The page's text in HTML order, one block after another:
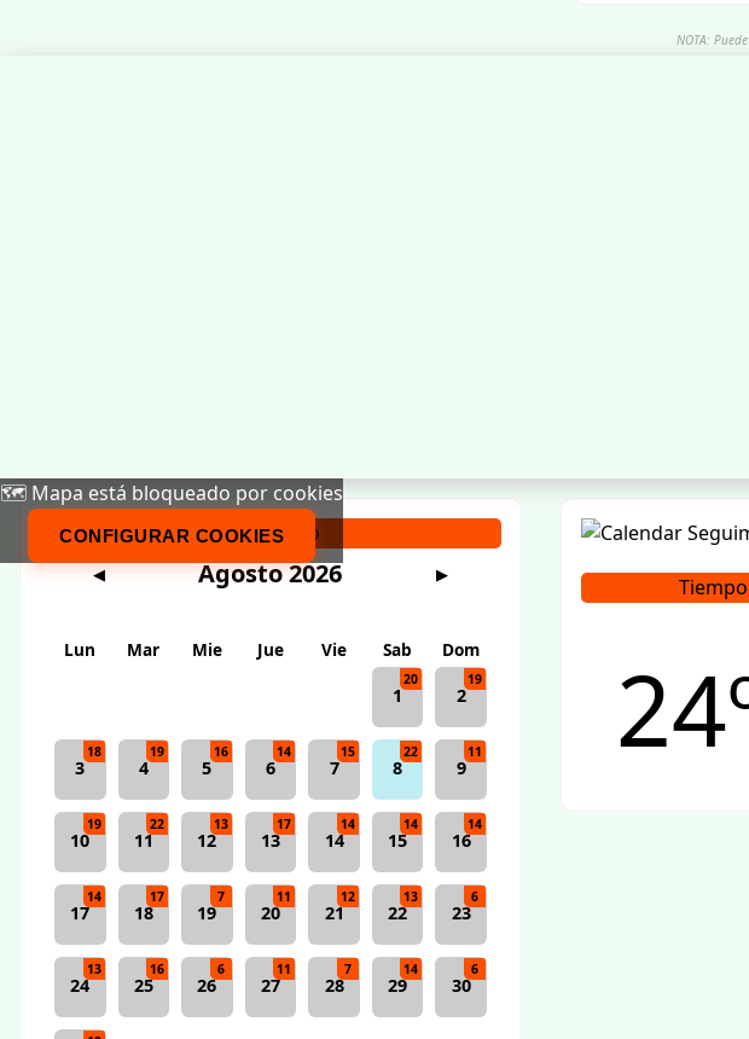
NOTA:
🗺️ Mapa está bloqueado por cookies
CONFIGURAR COOKIES
Calendario
◀ Agosto 2026 ▶
Lun Mar Mie Jue Vie Sab
Dom
1
20
2
19
3
18
4
19
5
16
6
14
7
15
8
22
9
11
10
19
11
22
12
13
13
17
14
14
15
14
16
14
17
14
18
17
19
7
20
11
21
12
22
13
23
6
24
13
25
16
26
6
27
11
28
7
29
14
30
6